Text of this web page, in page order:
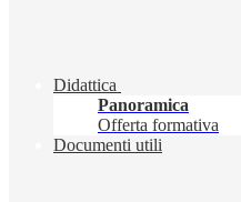
Didattica
Panoramica
Offerta formativa
Documenti utili